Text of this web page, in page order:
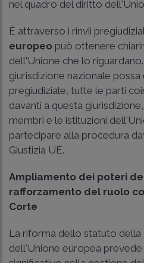
nel quadro del diritto
È attraverso i rinvii
europeo può ottenere
dell'Unione che lo
giurisdizione nazionale
pregiudiziale, tutte le parti
davanti a questa
membri e le istituzioni
partecipare alla procedura
Giustizia UE.
Ampliamento dei poteri
rafforzamento del ruolo
Corte
La riforma dello statuto della
dell'Unione europea